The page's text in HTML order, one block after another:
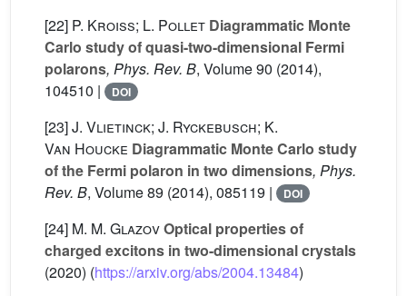
[22] P. Kroiss; L. Pollet Diagrammatic Monte
Carlo study of quasi-two-dimensional Fermi
polarons, Phys. Rev. B, Volume 90 (2014),
104510 |
DOI
[23]J. Vlietinck; J. Ryckebusch; K.
Van Houcke Diagrammatic Monte Carlo study
of the Fermi polaron in two dimensions, Phys.
Rev. B, Volume 89 (2014), 085119 | DOI
[24] M. M. GlazovOptical properties of
charged excitons in two-dimensional crystals
(2020) (https://arxiv.org/abs/2004.13484)